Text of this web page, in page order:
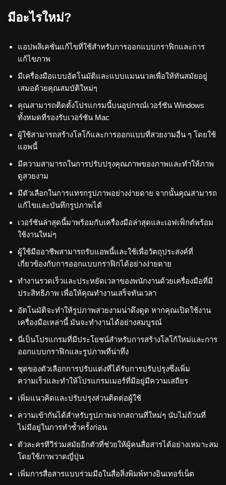
มีอะไรใหม่?
แอปพลิเคชั่นแก้ไขที่ใช้สำหรับการออกแบบกราฟิกและการ
แก้ไขภาพ
มีเครื่องมือแบบอัตโนมัติและแบบแมนนวลเพื่อให้ทันสมัยอยู่
เสมอด้วยคุณสมบัติใหม่ๆ
คุณสามารถติดตั้งโปรแกรมนี้บนอุปกรณ์เวอร์ชัน Windows
ทั้งหมดที่รองรับเวอร์ชัน Mac
ผู้ใช้สามารถสร้างโลโก้และการออกแบบที่สวยงามอื่น ๆ โดยใช้
แอพนี้
มีความสามารถในการปรับปรุงคุณภาพของภาพและทำให้ภาพ
ดูสวยงาม
มีตัวเลือกในการแทรกรูปภาพอย่างง่ายดาย จากนั้นคุณสามารถ
แก้ไขและบันทึกรูปภาพได้
เวอร์ชันล่าสุดนี้มาพร้อมกับเครื่องมือล่าสุดและเอฟเฟ็กต์พร้อม
ใช้งานใหม่ๆ
ผู้ใช้มืออาชีพสามารถรับแอพนี้และใช้เพื่อวัตถุประสงค์ที่
เกี่ยวข้องกับการออกแบบกราฟิกได้อย่างง่ายดาย
ทำงานรวดเร็วและประหยัดเวลาของพนักงานด้วยเครื่องมือที่มี
ประสิทธิภาพ เพื่อให้คุณทำงานเสร็จทันเวลา
อัตโนมัติจะทำให้รูปภาพสวยงามน่าดึงดูด หากคุณเปิดใช้งาน
เครื่องมือเหล่านี้ มันจะทำงานได้อย่างสมบูรณ์
นี่เป็นโปรแกรมที่มีประโยชน์สำหรับการสร้างโลโก้ใหม่และการ
ออกแบบกราฟิกและรูปภาพที่น่าทึ่ง
ชุดของตัวเลือกการปรับแต่งที่ได้รับการปรับปรุงซึ่งเพิ่ม
ความเร็วและทำให้โปรแกรมเมอร์ที่มีอยู่มีความเสถียร
เพิ่มแนวคิดและปรับปรุงส่วนติดต่อผู้ใช้
ความเข้ากันได้สำหรับรูปภาพจากสถานที่ใหม่ๆ นับไม่ถ้วนที่
ไม่มีอยู่ในการทำซ้ำครั้งก่อน
ตัวละครทีวีร่วมสมัยอีกตัวที่ช่วยให้ผู้คนสื่อสารได้อย่างเหมาะสม
โดยใช้ภาพวาดญี่ปุ่น
เพิ่มการสื่อสารแบบร่วมมือในสื่อสิ่งพิมพ์ทางอินเทอร์เน็ต